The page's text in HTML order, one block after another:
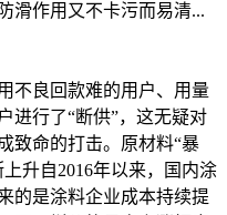
滑作用又不卡污而易清...
不良回款难的用户、用量
进行了“断供”，这无疑对
致命的打击。原材料“暴
升自2016年以来，国内涂
的是涂料企业成本持续提